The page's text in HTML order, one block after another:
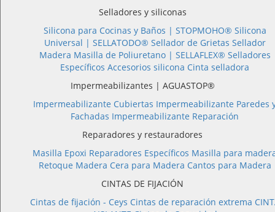
Selladores y siliconas
Silicona para Cocinas y Baños | STOPMOHO® Silicona
Universal | SELLATODO® Sellador de Grietas Sellador
Madera
Masilla de Poliuretano | SELLAFLEX® Selladores
Específicos Accesorios silicona Cinta selladora
Impermeabilizantes | AGUASTOP®
Impermeabilizante Cubiertas Impermeabilizante Paredes
Fachadas Impermeabilizante Reparación
Reparadores y restauradores
Masilla Epoxi Reparadores Específicos Masilla para
Retoque Madera Cera para Madera Cantos para Madera
CINTAS DE FIJACIÓN
Cintas de fijación - Ceys Cintas de reparación extrema